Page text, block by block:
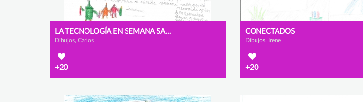
LA TECNOLOGÍA EN SEMANA SANTA
Dibujos, Carlos
+20
CONECTADOS
Dibujos, Irene
+20